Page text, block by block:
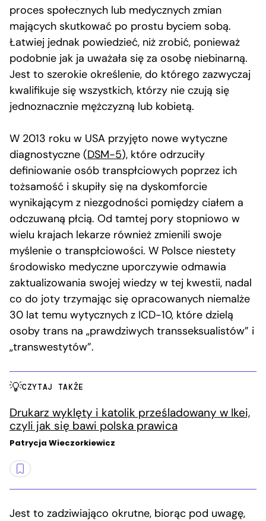
proces społecznych lub medycznych zmian
mających skutkować po prostu byciem sobą.
Łatwiej jednak powiedzieć, niż zrobić, ponieważ
podobnie jak ja uważała się za osobę niebinarną.
Jest to szerokie określenie, do którego zazwyczaj
kwalifikuje się wszystkich, którzy nie czują się
jednoznacznie mężczyzną lub kobietą.
W 2013 roku w USA przyjęto nowe wytyczne
diagnostyczne (DSM-5), które odrzuciły
definiowanie osób transpłciowych poprzez ich
tożsamość i skupiły się na dyskomforcie
wynikającym z niezgodności pomiędzy ciałem a
odczuwaną płcią. Od tamtej pory stopniowo w
wielu krajach lekarze również zmienili swoje
myślenie o transpłciowości. W Polsce niestety
środowisko medyczne uporczywie odmawia
zaktualizowania swojej wiedzy w tej kwestii, nadal
co do joty trzymając się opracowanych niemalże
30 lat temu wytycznych z ICD-10, które dzielą
osoby trans na „prawdziwych transseksualistów” i
„transwestytów”.
CZYTAJ TAKŻE
Drukarz wyklęty i katolik prześladowany w Ikei,
czyli jak się bawi polska prawica
Patrycja Wieczorkiewicz
Jest to zadziwiająco okrutne, biorąc pod uwagę,